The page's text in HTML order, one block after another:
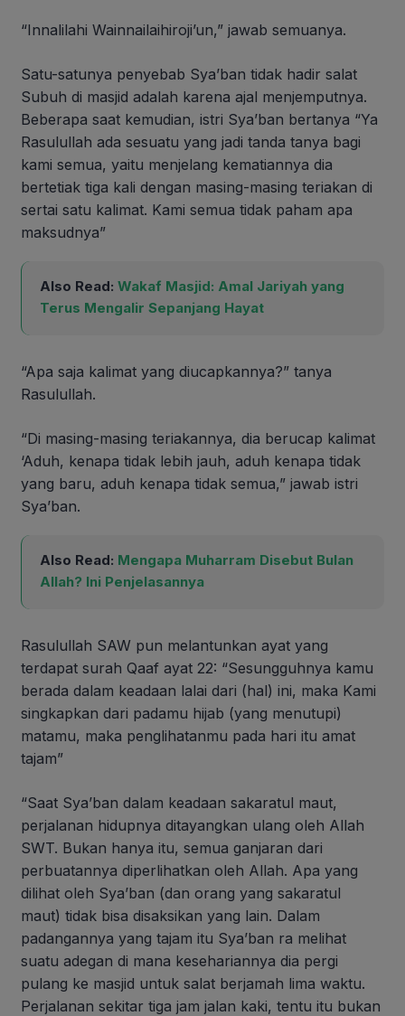
“Innalilahi Wainnailaihiroji’un,” jawab semuanya.
Satu-satunya penyebab Sya’ban tidak hadir salat
Subuh di masjid adalah karena ajal menjemputnya.
Beberapa saat kemudian, istri Sya’ban bertanya “Ya
Rasulullah ada sesuatu yang jadi tanda tanya bagi
kami semua, yaitu menjelang kematiannya dia
bertetiak tiga kali dengan masing-masing teriakan di
sertai satu kalimat. Kami semua tidak paham apa
maksudnya”
Also Read: Wakaf Masjid: Amal Jariyah yang
Terus Mengalir Sepanjang Hayat
“Apa saja kalimat yang diucapkannya?” tanya
Rasulullah.
“Di masing-masing teriakannya, dia berucap kalimat
‘Aduh, kenapa tidak lebih jauh, aduh kenapa tidak
yang baru, aduh kenapa tidak semua,” jawab istri
Sya’ban.
Also Read: Mengapa Muharram Disebut Bulan
Allah? Ini Penjelasannya
Rasulullah SAW pun melantunkan ayat yang
terdapat surah Qaaf ayat 22: “Sesungguhnya kamu
berada dalam keadaan lalai dari (hal) ini, maka Kami
singkapkan dari padamu hijab (yang menutupi)
matamu, maka penglihatanmu pada hari itu amat
tajam”
“Saat Sya’ban dalam keadaan sakaratul maut,
perjalanan hidupnya ditayangkan ulang oleh Allah
SWT. Bukan hanya itu, semua ganjaran dari
perbuatannya diperlihatkan oleh Allah. Apa yang
dilihat oleh Sya’ban (dan orang yang sakaratul
maut) tidak bisa disaksikan yang lain. Dalam
padangannya yang tajam itu Sya’ban ra melihat
suatu adegan di mana kesehariannya dia pergi
pulang ke masjid untuk salat berjamah lima waktu.
Perjalanan sekitar tiga jam jalan kaki, tentu itu bukan